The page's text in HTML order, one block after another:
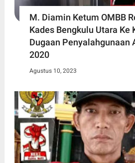
M. Diamin Ketum OMBB
Kades Bengkulu Utara Ke
Dugaan Penyalahgunaan
2020
Agustus 10, 2023